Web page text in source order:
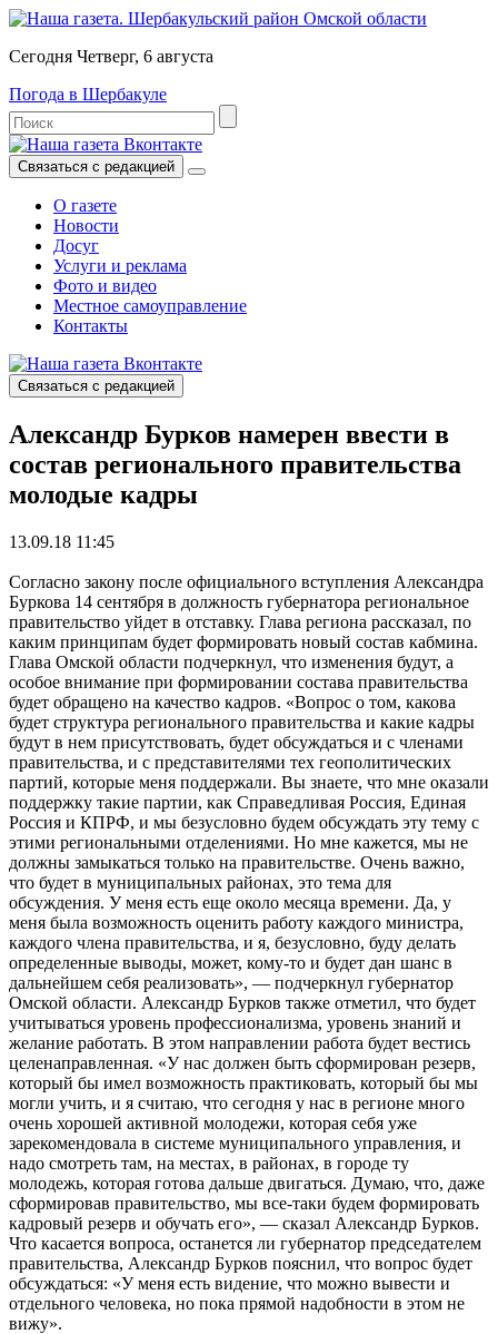
Сегодня Четверг, 6 августа
Погода в Шербакуле
Связаться с редакцией
О газете
Новости
Досуг
Услуги и реклама
Фото и видео
Местное самоуправление
Контакты
Связаться с редакцией
Александр Бурков намерен ввести в
состав регионального правительства
молодые кадры
13.09.18 11:45
Согласно закону после официального вступления Александра
Буркова 14 сентября в должность губернатора региональное
правительство уйдет в отставку. Глава региона рассказал, по
каким принципам будет формировать новый состав кабмина.
Глава Омской области подчеркнул, что изменения будут, а
особое внимание при формировании состава правительства
будет обращено на качество кадров. «Вопрос о том, какова
будет структура регионального правительства и какие кадры
будут в нем присутствовать, будет обсуждаться и с членами
правительства, и с представителями тех геополитических
партий, которые меня поддержали. Вы знаете, что мне оказали
поддержку такие партии, как Справедливая Россия, Единая
Россия и КПРФ, и мы безусловно будем обсуждать эту тему с
этими региональными отделениями. Но мне кажется, мы не
должны замыкаться только на правительстве. Очень важно,
что будет в муниципальных районах, это тема для
обсуждения. У меня есть еще около месяца времени. Да, у
меня была возможность оценить работу каждого министра,
каждого члена правительства, и я, безусловно, буду делать
определенные выводы, может, кому-то и будет дан шанс в
дальнейшем себя реализовать», — подчеркнул губернатор
Омской области. Александр Бурков также отметил, что будет
учитываться уровень профессионализма, уровень знаний и
желание работать. В этом направлении работа будет вестись
целенаправленная. «У нас должен быть сформирован резерв,
который бы имел возможность практиковать, который бы мы
могли учить, и я считаю, что сегодня у нас в регионе много
очень хорошей активной молодежи, которая себя уже
зарекомендовала в системе муниципального управления, и
надо смотреть там, на местах, в районах, в городе ту
молодежь, которая готова дальше двигаться. Думаю, что, даже
сформировав правительство, мы все-таки будем формировать
кадровый резерв и обучать его», — сказал Александр Бурков.
Что касается вопроса, останется ли губернатор председателем
правительства, Александр Бурков пояснил, что вопрос будет
обсуждаться: «У меня есть видение, что можно вывести и
отдельного человека, но пока прямой надобности в этом не
вижу».